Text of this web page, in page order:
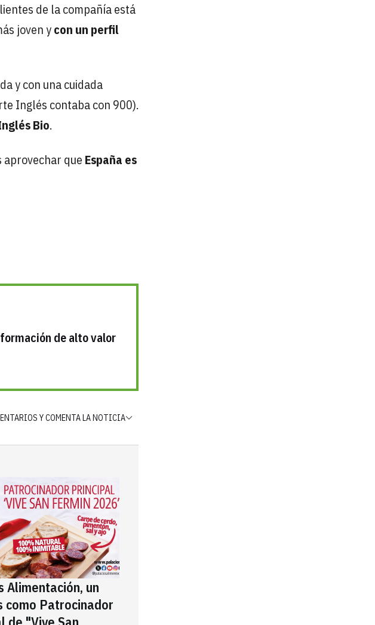
de la compañía está
joven ycon un perfil
y con una cuidada
Inglés contaba con 900).
Bio.
aprovechar que España es
de alto valor
Y COMENTA LA NOTICIA
Alimentación, un
como Patrocinador